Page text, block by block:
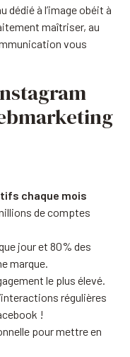
à l’image obéit à
maîtriser, au
vous
chaque mois
de comptes
jour et 80% des
marque.
le plus élevé.
régulières
!
pour mettre en